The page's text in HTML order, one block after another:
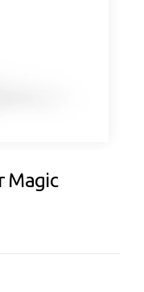
Magic